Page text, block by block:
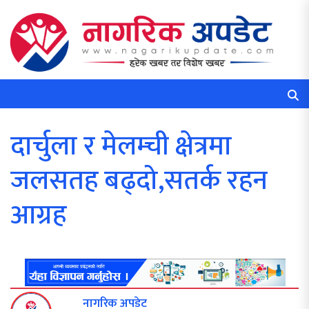
दार्चुला र मेलम्ची क्षेत्रमा
जलसतह बढ्दो,सतर्क रहन
आग्रह
नागरिक अपडेट